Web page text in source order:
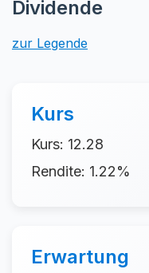
Dividende
zur Legende
Kurs
Kurs: 12.28
Rendite: 1.22%
Erwartung